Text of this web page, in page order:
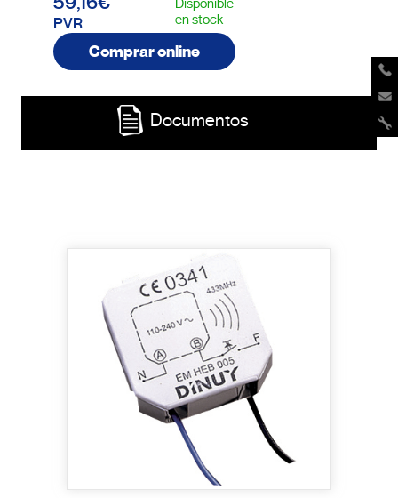
PVR
Disponible
en stock
Comprar online
Documentos